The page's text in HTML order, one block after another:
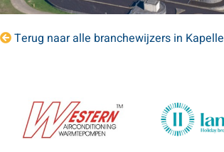
Terug naar alle branchewijzers in Kapelle